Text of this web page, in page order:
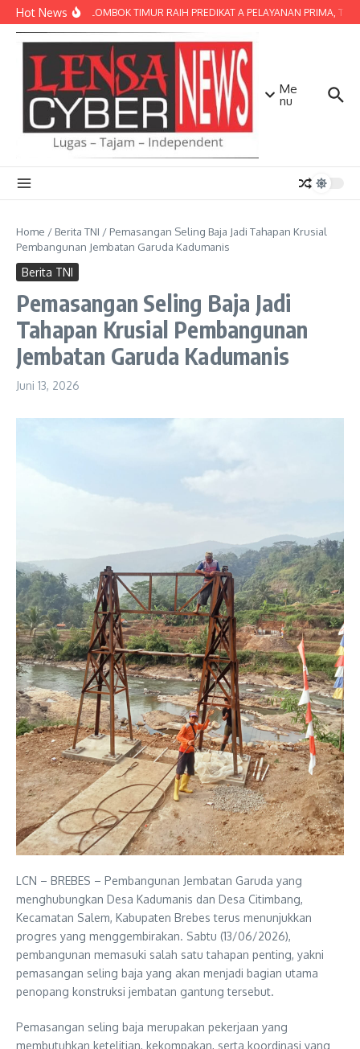
Lewati ke konten
Hot NewsPOLRES LOMBOK TIMUR RAIH PREDIKAT A PELAYANAN PRIMA,
Me
nu
Home / Berita TNI / Pemasangan Seling Baja Jadi Tahapan Krusial
Pembangunan Jembatan Garuda Kadumanis
Berita TNI
Pemasangan Seling Baja Jadi
Tahapan Krusial Pembangunan
Jembatan Garuda Kadumanis
Juni 13, 2026
LCN – BREBES – Pembangunan Jembatan Garuda yang
menghubungkan Desa Kadumanis dan Desa Citimbang,
Kecamatan Salem, Kabupaten Brebes terus menunjukkan
progres yang menggembirakan. Sabtu (13/06/2026),
pembangunan memasuki salah satu tahapan penting, yakni
pemasangan seling baja yang akan menjadi bagian utama
penopang konstruksi jembatan gantung tersebut.
Pemasangan seling baja merupakan pekerjaan yang
membutuhkan ketelitian, kekompakan, serta koordinasi yang